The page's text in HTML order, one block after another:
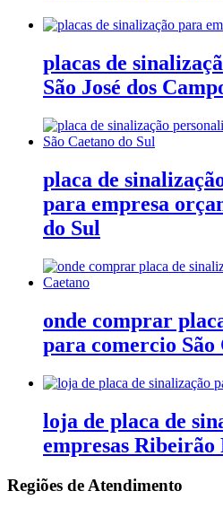
placas de
São José dos
placa de
para empresa
do Sul
onde comprar
para comercio São
loja de placa de
empresas Ribeirão
Regiões de Atendimento